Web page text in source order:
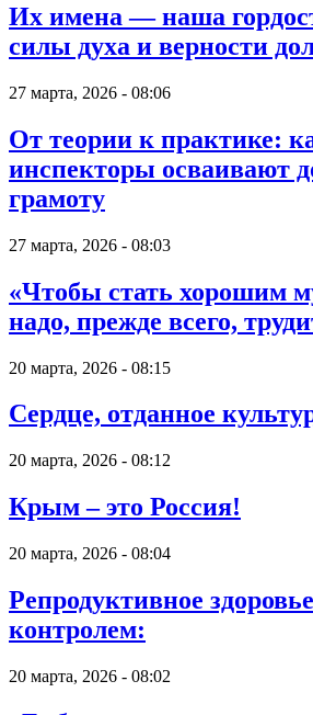
Их имена — наша
силы духа и верности
27 марта, 2026 - 08:06
От теории к практике:
инспекторы осваивают
грамоту
27 марта, 2026 - 08:03
«Чтобы стать хорошим
надо, прежде всего,
20 марта, 2026 - 08:15
Сердце, отданное
20 марта, 2026 - 08:12
Крым – это Россия!
20 марта, 2026 - 08:04
Репродуктивное
контролем:
20 марта, 2026 - 08:02